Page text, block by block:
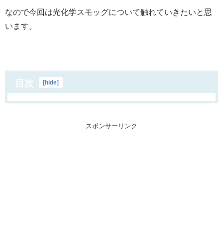
なので今回は光化学スモッグについて触れていきたいと思
います。
目次 [hide]
スポンサーリンク